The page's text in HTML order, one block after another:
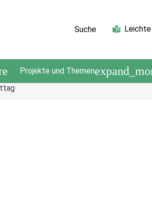
Suche
Projekte und Themen